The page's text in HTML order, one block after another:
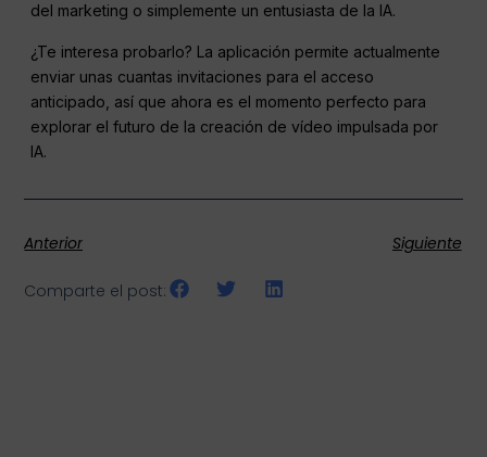
del marketing o simplemente un entusiasta de la IA.
¿Te interesa probarlo? La aplicación permite actualmente
enviar unas cuantas invitaciones para el acceso
anticipado, así que ahora es el momento perfecto para
explorar el futuro de la creación de vídeo impulsada por
IA.
Anterior Siguiente
Comparte el post: